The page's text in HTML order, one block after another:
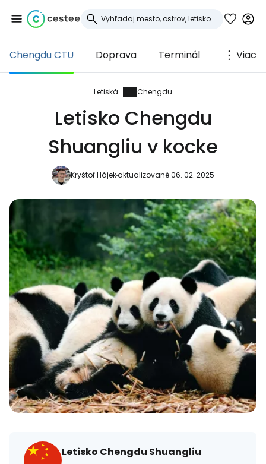
Chengdu CTU Doprava Terminál Viac
Letiská Chengdu
Letisko Chengdu
Shuangliu v kocke
Kryštof Hájekaktualizované 06. 02. 2025
Letisko Chengdu Shuangliu
Prihláste sa do
služby Cestee
... celosvetovej komunity cestovateľov
Pokračovať so službou Google
Pokračovať na Facebooku
Pokračovať s e-mailom